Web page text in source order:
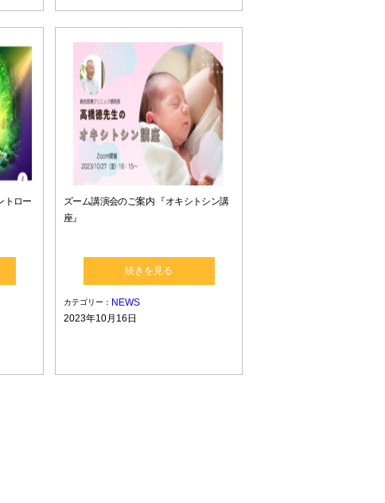
トロー
ズーム講演会のご案内 『オキシトシン講
座』
続きを見る
カテゴリー： NEWS
2023年10月16日